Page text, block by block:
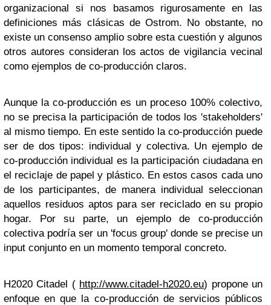
organizacional si nos basamos rigurosamente en las
definiciones más clásicas de Ostrom. No obstante, no
existe un consenso amplio sobre esta cuestión y algunos
otros autores consideran los actos de vigilancia vecinal
como ejemplos de co-producción claros.
Aunque la co-producción es un proceso 100% colectivo,
no se precisa la participación de todos los 'stakeholders'
al mismo tiempo. En este sentido la co-producción puede
ser de dos tipos: individual y colectiva. Un ejemplo de
co-producción individual es la participación ciudadana en
el reciclaje de papel y plástico. En estos casos cada uno
de los participantes, de manera individual seleccionan
aquellos residuos aptos para ser reciclado en su propio
hogar. Por su parte, un ejemplo de co-producción
colectiva podría ser un 'focus group' donde se precise un
input conjunto en un momento temporal concreto.
H2020 Citadel ( http://www.citadel-h2020.eu) propone un
enfoque en que la co-producción de servicios públicos